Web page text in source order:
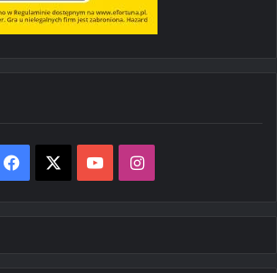
Facebook YouTubeInstagram